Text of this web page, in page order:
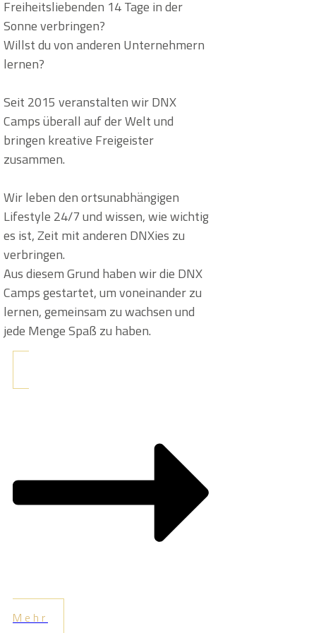
Freiheitsliebenden 14 Tage in der
Sonne verbringen?
Willst du von anderen Unternehmern
lernen?
Seit 2015 veranstalten wir DNX
Camps überall auf der Welt und
bringen kreative Freigeister
zusammen.
Wir leben den ortsunabhängigen
Lifestyle 24/7 und wissen, wie wichtig
es ist, Zeit mit anderen DNXies zu
verbringen.
Aus diesem Grund haben wir die DNX
Camps gestartet, um voneinander zu
lernen, gemeinsam zu wachsen und
jede Menge Spaß zu haben.
Mehr